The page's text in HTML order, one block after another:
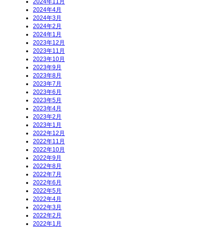
2024年11月
2024年4月
2024年3月
2024年2月
2024年1月
2023年12月
2023年11月
2023年10月
2023年9月
2023年8月
2023年7月
2023年6月
2023年5月
2023年4月
2023年2月
2023年1月
2022年12月
2022年11月
2022年10月
2022年9月
2022年8月
2022年7月
2022年6月
2022年5月
2022年4月
2022年3月
2022年2月
2022年1月